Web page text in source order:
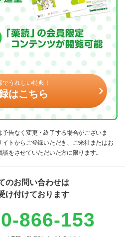
うれしい特典！
はこちら
告なく変更・終了する場合がございま
トからご登録いただき、ご来社またはお
をさせていただいた方に限ります。
のお問い合わせは
け付けております
866-153